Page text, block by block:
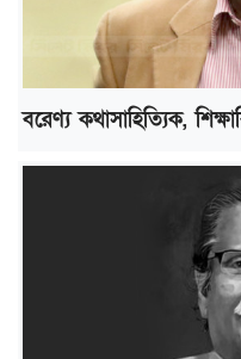
বরেণ্য কথাসাহিত্যিক,